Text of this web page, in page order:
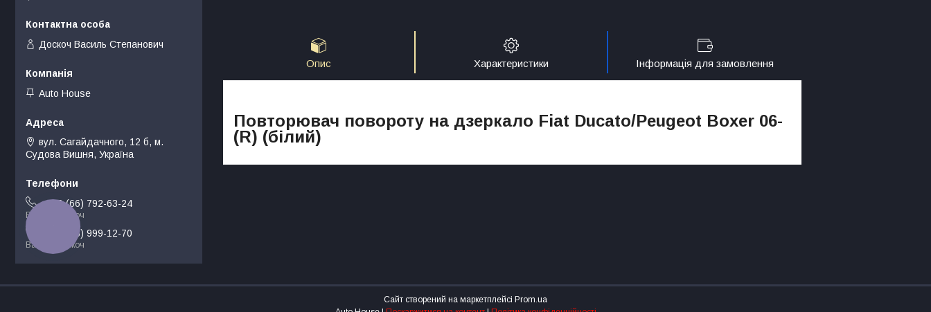
Опис Характеристики Інформація для замовлення
Повторювач повороту на дзеркало Fiat Ducato/Peugeot Boxer 06-
(R) (білий)
Доскоч Василь Степанович
Auto House
вул. Сагайдачного, 12 б, м.
Судова Вишня, Україна
+380 (66) 792-63-24
Василь Доскоч
+380 (68) 999-12-70
Василь Доскоч
Сайт створений на маркетплейсі Prom.ua